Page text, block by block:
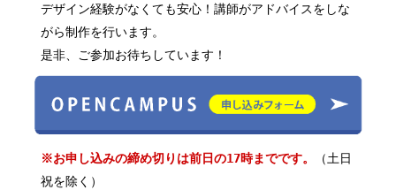
デザイン経験がなくても安心！講師がアドバイスをしな
がら制作を行います。
是非、ご参加お待ちしています！
※お申し込みの締め切りは前日の17時までです。
（土日
祝を除く）